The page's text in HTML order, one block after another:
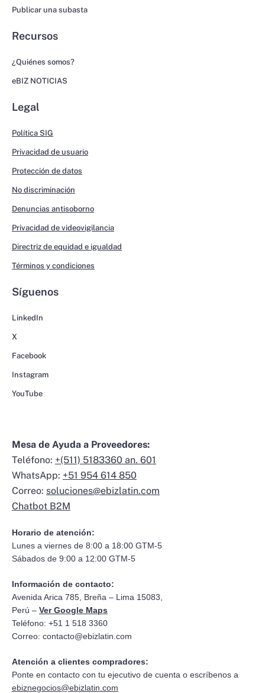
Publicar una subasta
Recursos
¿Quiénes somos?
eBIZ NOTICIAS
Legal
Política SIG
Privacidad de usuario
Protección de datos
No discriminación
Denuncias antisoborno
Privacidad de videovigilancia
Directriz de equidad e igualdad
Términos y condiciones
Síguenos
LinkedIn
X
Facebook
Instagram
YouTube
Mesa de Ayuda a Proveedores:
Teléfono: +(511) 5183360 an. 601
WhatsApp: +51 954 614 850
Correo: soluciones@ebizlatin.com
Chatbot B2M
Horario de atención:
Lunes a viernes de 8:00 a 18:00 GTM-5
Sábados de 9:00 a 12:00 GTM-5
Información de contacto:
Avenida Arica 785, Breña – Lima 15083,
Perú – Ver Google Maps
Teléfono: +51 1 518 3360
Correo: contacto@ebizlatin.com
Atención a clientes compradores:
Ponte en contacto con tu ejecutivo de cuenta o escríbenos a
ebiznegocios@ebizlatin.com